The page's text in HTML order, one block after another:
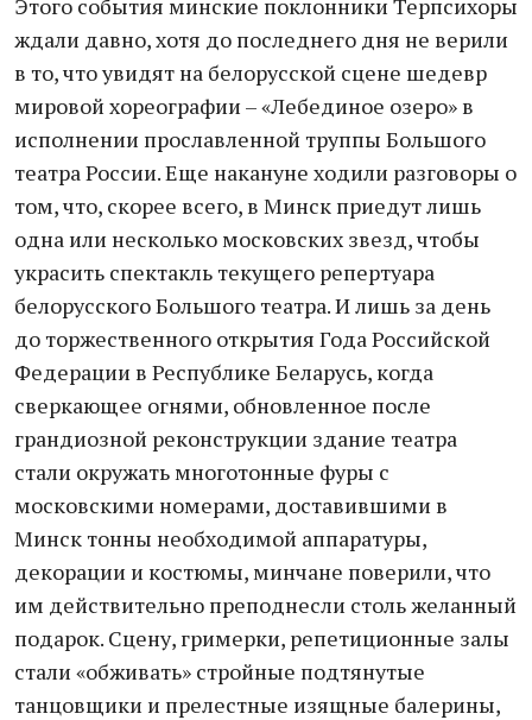
Этого события минские поклонники Терпсихоры
ждали давно, хотя до последнего дня не верили
в то, что увидят на белорусской сцене шедевр
мировой хореографии – «Лебединое озеро» в
исполнении прославленной труппы Большого
театра России. Еще накануне ходили разговоры о
том, что, скорее всего, в Минск приедут лишь
одна или несколько московских звезд, чтобы
украсить спектакль текущего репертуара
белорусского Большого театра. И лишь за день
до торжественного открытия Года Российской
Федерации в Республике Беларусь, когда
сверкающее огнями, обновленное после
грандиозной реконструкции здание театра
стали окружать многотонные фуры с
московскими номерами, доставившими в
Минск тонны необходимой аппаратуры,
декорации и костюмы, минчане поверили, что
им действительно преподнесли столь желанный
подарок. Сцену, гримерки, репетиционные залы
стали «обживать» стройные подтянутые
танцовщики и прелестные изящные балерины,